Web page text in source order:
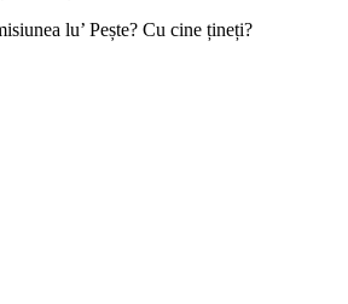
lu’ Pește? Cu cine țineți?